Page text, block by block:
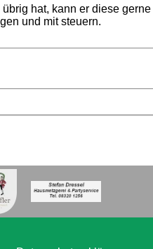
hat, kann er diese
und mit steuern.